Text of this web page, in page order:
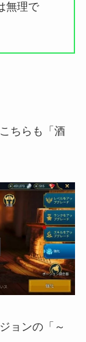
無理で
ちらも「酒
ョンの「～